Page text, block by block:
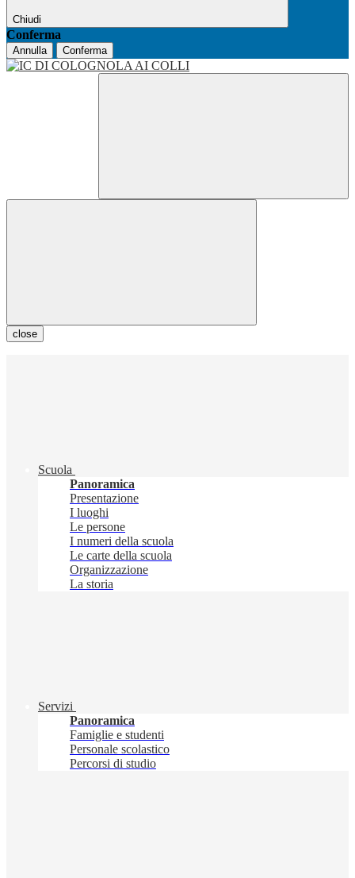
Chiudi
Conferma
Annulla Conferma
close
Scuola
Panoramica
Presentazione
I luoghi
Le persone
I numeri della scuola
Le carte della scuola
Organizzazione
La storia
Servizi
Panoramica
Famiglie e studenti
Personale scolastico
Percorsi di studio